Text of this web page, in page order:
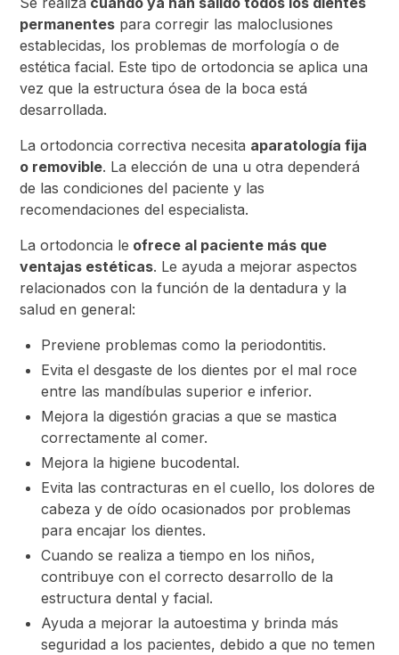
permanentes para corregir las maloclusiones
establecidas, los problemas de morfología o de
estética facial. Este tipo de ortodoncia se aplica una
vez que la estructura ósea de la boca está
desarrollada.
La ortodoncia correctiva necesita aparatología fija
o removible. La elección de una u otra dependerá
de las condiciones del paciente y las
recomendaciones del especialista.
La ortodoncia le ofrece al paciente más que
ventajas estéticas. Le ayuda a mejorar aspectos
relacionados con la función de la dentadura y la
salud en general:
Previene problemas como la periodontitis.
Evita el desgaste de los dientes por el mal roce
entre las mandíbulas superior e inferior.
Mejora la digestión gracias a que se mastica
correctamente al comer.
Mejora la higiene bucodental.
Evita las contracturas en el cuello, los dolores de
cabeza y de oído ocasionados por problemas
para encajar los dientes.
Cuando se realiza a tiempo en los niños,
contribuye con el correcto desarrollo de la
estructura dental y facial.
Ayuda a mejorar la autoestima y brinda más
seguridad a los pacientes, debido a que no temen